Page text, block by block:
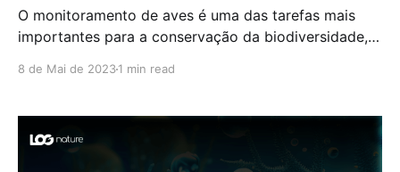
O monitoramento de aves é uma das tarefas mais
importantes para a conservação da biodiversidade,
contribui para a manutenção da diversidade
biológica. No entanto, o monitoramento
8 de Mai de 20231 min read